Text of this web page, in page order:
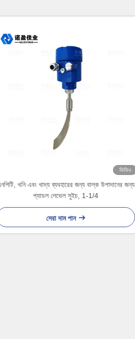
ভিডিও
খনি এবং খাদ্য ব্যবহারের জন্য বাল্ক উপাদানের জন্য
প্যাডল লেভেল সুইচ, 1-1/4
সেরা দাম পান